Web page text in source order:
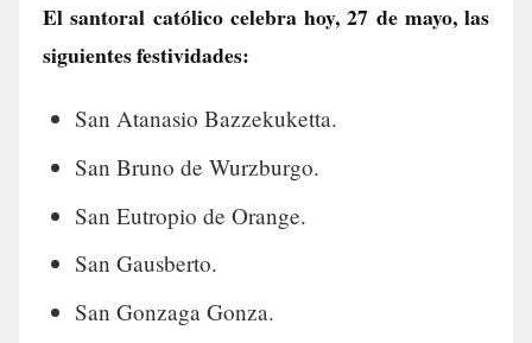
El santoral católico celebra hoy, 27 de mayo, las
siguientes festividades:
San Atanasio Bazzekuketta.
San Bruno de Wurzburgo.
San Eutropio de Orange.
San Gausberto.
San Gonzaga Gonza.